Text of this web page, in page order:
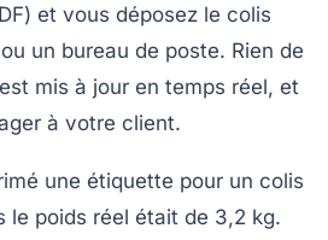
et vous déposez le colis
un bureau de poste. Rien de
mis à jour en temps réel, et
à votre client.
une étiquette pour un colis
le poids réel était de 3,2 kg.